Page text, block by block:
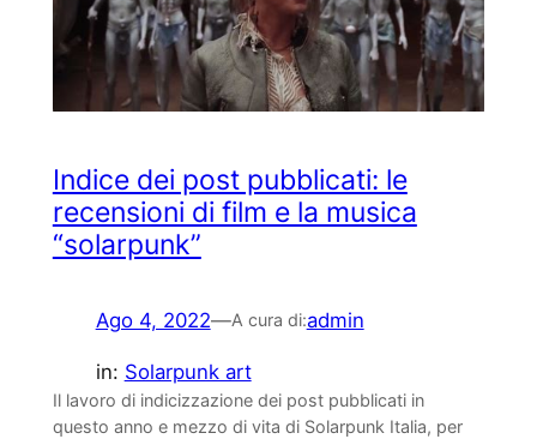
Indice dei post pubblicati: le
recensioni di film e la musica
“solarpunk”
Ago 4, 2022—A cura di:admin
in: Solarpunk art
Il lavoro di indicizzazione dei post pubblicati in
questo anno e mezzo di vita di Solarpunk Italia, per